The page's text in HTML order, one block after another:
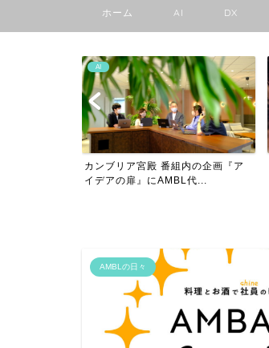
ホーム AI DX
AI
「G検定受験教室」を開催! 〜G検定
施策事務局の活動紹介...
AMBLの日々